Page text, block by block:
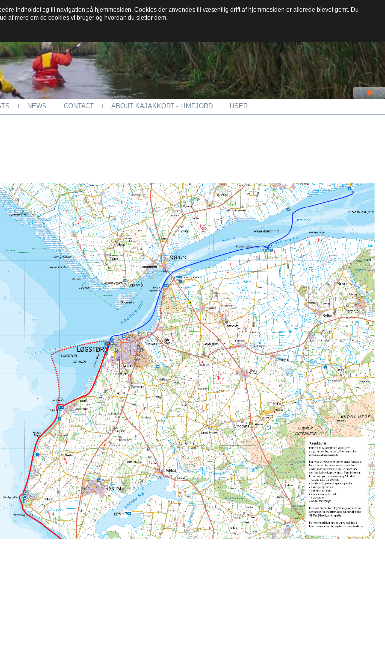
NEWS CONTACT ABOUT KAJAKKORT - LIMFJORD USER
indholdet og til navigation på hjemmesiden. Cookies der anvendes til væsentlig drift af hjemmesiden er allerede blevet gemt. Du
af mere om de cookies vi bruger og hvordan du sletter dem.